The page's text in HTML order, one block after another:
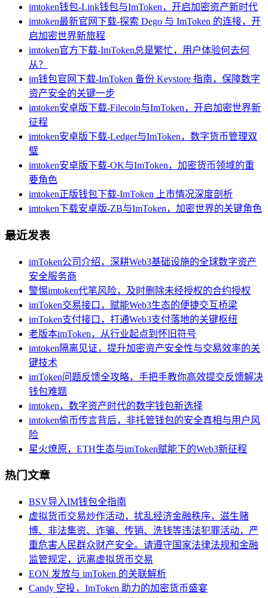
imtoken钱包-Link钱包与ImToken，开启加密资产新时代
imtoken最新官网下载-探索 Dego 与 ImToken 的连接，开
启加密世界新旅程
imtoken官方下载-ImToken总是繁忙，用户体验何去何
从？
im钱包官网下载-ImToken 备份 Keystore 指南，保障数字
资产安全的关键一步
imtoken安卓版下载-Filecoin与ImToken，开启加密世界新
征程
imtoken安卓版下载-Ledger与ImToken，数字货币管理双
璧
imtoken安卓版下载-OK与ImToken，加密货币领域的重
要角色
imtoken正版钱包下载-ImToken 上市情况深度剖析
imtoken下载安卓版-ZB与ImToken，加密世界的关键角色
最近发表
imToken公司介绍，深耕Web3基础设施的全球数字资产
安全服务商
警惕imtoken代笔风险，及时删除未经授权的合约授权
imToken交易接口，赋能Web3生态的便捷交互桥梁
imToken支付接口，打通Web3支付落地的关键枢纽
老版本imToken，从行业起点到怀旧符号
imtoken隔离见证，提升加密资产安全性与交易效率的关
键技术
imToken问题反馈全攻略，手把手教你高效提交反馈解决
钱包难题
imtoken，数字资产时代的数字钱包新选择
imtoken偷币传言背后，非托管钱包的安全真相与用户风
险
星火燎原，ETH生态与imToken赋能下的Web3新征程
热门文章
BSV导入IM钱包全指南
虚拟货币交易炒作活动，扰乱经济金融秩序，滋生赌
博、非法集资、诈骗、传销、洗钱等违法犯罪活动，严
重危害人民群众财产安全。请遵守国家法律法规和金融
监管规定，远离虚拟货币交易
EON 发放与 imToken 的关联解析
Candy 空投，ImToken 助力的加密货币盛宴